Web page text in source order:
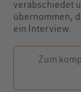
verabschiedet
übernommen,
ein Interview.
Zum